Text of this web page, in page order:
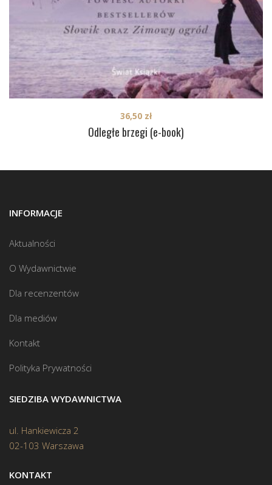
Odległe brzegi (e-book)
36,50 zł
INFORMACJE
Aktualności
O Wydawnictwie
Dla recenzentów
Dla mediów
Kontakt
Polityka Prywatności
SIEDZIBA WYDAWNICTWA
ul. Hankiewicza 2
02-103 Warszawa
KONTAKT